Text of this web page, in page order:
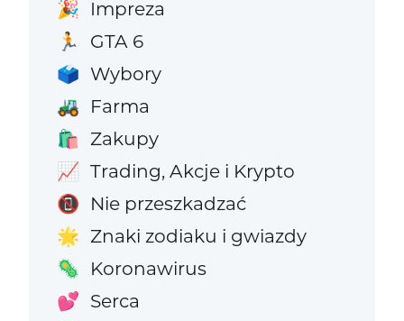
🎉 Impreza
🏃 GTA 6
🗳️ Wybory
🚜 Farma
🛍️ Zakupy
📈 Trading, Akcje i Krypto
📵 Nie przeszkadzać
🌟 Znaki zodiaku i gwiazdy
🦠 Koronawirus
💕 Serca